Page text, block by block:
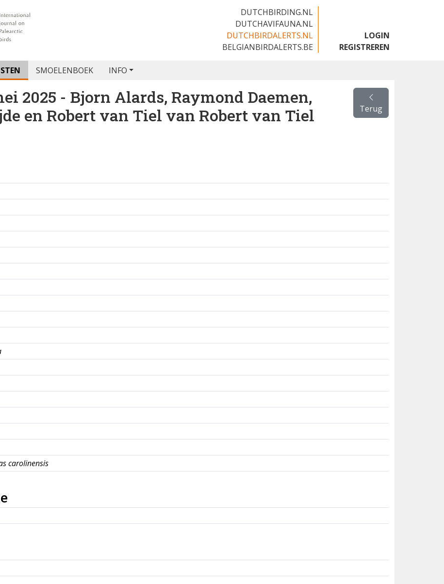
DUTCHBIRDING.NL
DUTCHAVIFAUNA.NL
DUTCHBIRDALERTS.NL
BELGIANBIRDALERTS.BE
LOGIN
REGISTREREN
SMOELENBOEK INFO
2025 - Bjorn Alards, Raymond Daemen,
en Robert van Tiel van Robert van Tiel Terug
carolinensis